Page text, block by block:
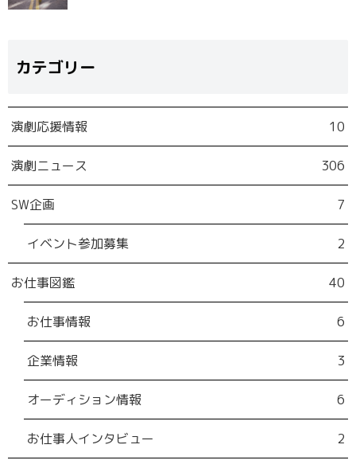
カテゴリー
演劇応援情報 10
演劇ニュース 306
SW企画 7
イベント参加募集 2
お仕事図鑑 40
お仕事情報 6
企業情報 3
オーディション情報 6
お仕事人インタビュー 2